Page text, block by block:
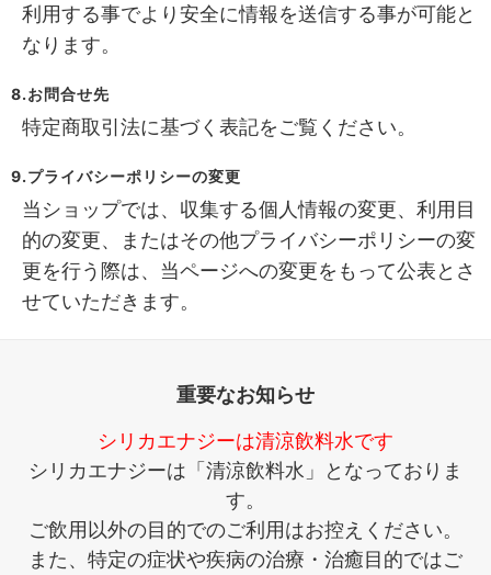
利用する事でより安全に情報を送信する事が可能と
なります。
8.お問合せ先
特定商取引法に基づく表記をご覧ください。
9.プライバシーポリシーの変更
当ショップでは、収集する個人情報の変更、利用目
的の変更、またはその他プライバシーポリシーの変
更を行う際は、当ページへの変更をもって公表とさ
せていただきます。
重要なお知らせ
シリカエナジーは清涼飲料水です
シリカエナジーは「清涼飲料水」となっておりま
す。
ご飲用以外の目的でのご利用はお控えください。
また、特定の症状や疾病の治療・治癒目的ではご